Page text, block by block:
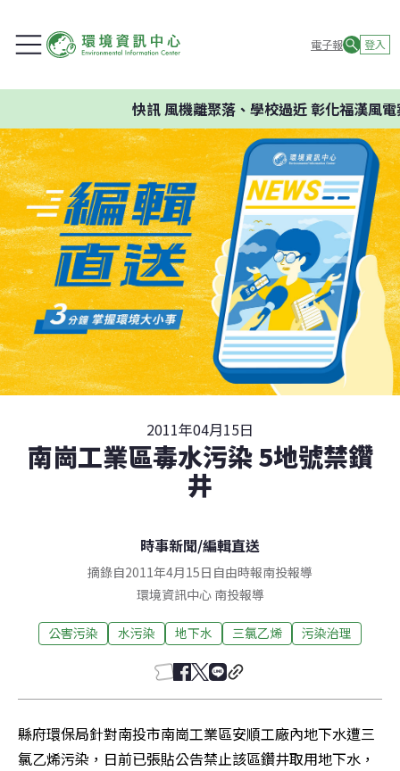
電子報 登入
快訊風機離聚落、學校過近 彰化福漢風電
2011年04月15日
南崗工業區毒水污染 5地號禁鑽
井
時事新聞/編輯直送
摘錄自2011年4月15日自由時報南投報導
環境資訊中心 南投報導
公害污染 水污染 地下水 三氯乙烯 污染治理
縣府環保局針對南投市南崗工業區安順工廠內地下水遭三
氯乙烯污染，日前已張貼公告禁止該區鑽井取用地下水，